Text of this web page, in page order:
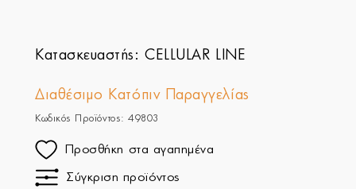
Κατασκευαστής:CELLULAR LINE
Διαθέσιμο Κατόπιν Παραγγελίας
Κωδικός Προϊόντος: 49803
Προσθήκη στα αγαπημένα
Σύγκριση προϊόντος